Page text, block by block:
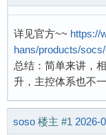
详见官方~~ https://
hans/products/
总结：简单来讲，
升，主控体系也不
soso 楼主 #1 2026-